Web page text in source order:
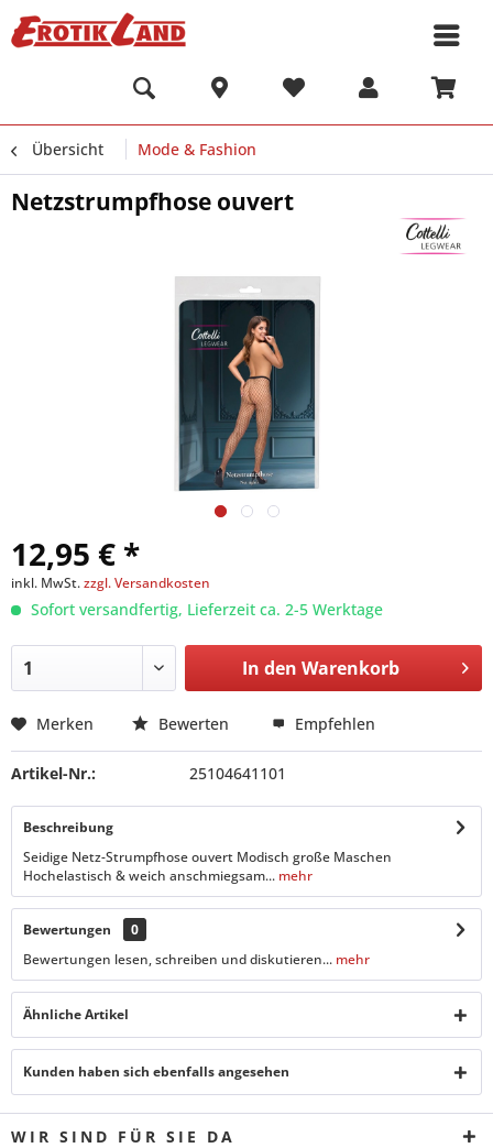
Übersicht Mode & Fashion
Netzstrumpfhose ouvert
12,95 € *
inkl. MwSt.zzgl. Versandkosten
Sofort versandfertig, Lieferzeit ca. 2-5 Werktage
In den Warenkorb
Merken Bewerten Empfehlen
Artikel-Nr.: 25104641101
Beschreibung
Seidige Netz-Strumpfhose ouvert Modisch große Maschen
Hochelastisch & weich anschmiegsam... mehr
Bewertungen
0
Bewertungen lesen, schreiben und diskutieren... mehr
Ähnliche Artikel
Kunden haben sich ebenfalls angesehen
WIR SIND FÜR SIE DA